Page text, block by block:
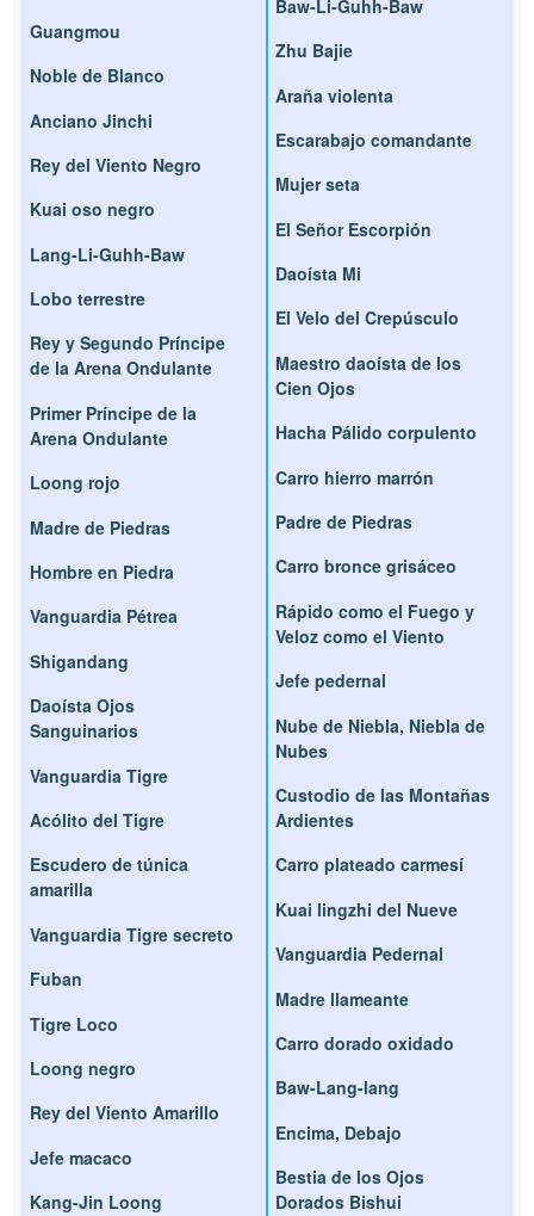
Guangmou
Noble de Blanco
Anciano Jinchi
Rey del Viento Negro
Kuai oso negro
Lang-Li-Guhh-Baw
Lobo terrestre
Rey y Segundo Príncipe
de la Arena Ondulante
Primer Príncipe de la
Arena Ondulante
Loong rojo
Madre de Piedras
Hombre en Piedra
Vanguardia Pétrea
Shigandang
Daoísta Ojos
Sanguinarios
Vanguardia Tigre
Acólito del Tigre
Escudero de túnica
amarilla
Vanguardia Tigre secreto
Fuban
Tigre Loco
Loong negro
Rey del Viento Amarillo
Jefe macaco
Kang-Jin Loong
Baw-Li-Guhh-Baw
Zhu Bajie
Araña violenta
Escarabajo comandante
Mujer seta
El Señor Escorpión
Daoísta Mi
El Velo del Crepúsculo
Maestro daoísta de los
Cien Ojos
Hacha Pálido corpulento
Carro hierro marrón
Padre de Piedras
Carro bronce grisáceo
Rápido como el Fuego y
Veloz como el Viento
Jefe pedernal
Nube de Niebla, Niebla de
Nubes
Custodio de las Montañas
Ardientes
Carro plateado carmesí
Kuai lingzhi del Nueve
Vanguardia Pedernal
Madre llameante
Carro dorado oxidado
Baw-Lang-lang
Encima, Debajo
Bestia de los Ojos
Dorados Bishui